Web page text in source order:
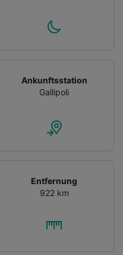
Ankunftsstation
Gallipoli
Entfernung
922 km